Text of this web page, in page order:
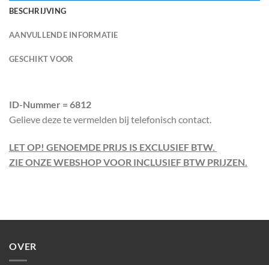
BESCHRIJVING
AANVULLENDE INFORMATIE
GESCHIKT VOOR
ID-Nummer = 6812
Gelieve deze te vermelden bij telefonisch contact.
LET OP! GENOEMDE PRIJS IS EXCLUSIEF BTW.
ZIE ONZE WEBSHOP VOOR INCLUSIEF BTW PRIJZEN.
OVER